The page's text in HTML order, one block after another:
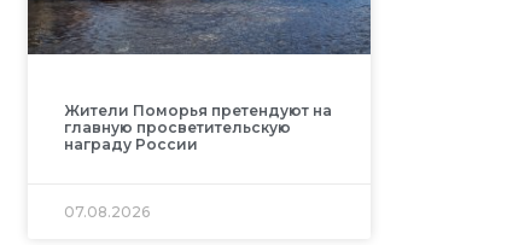
Жители Поморья претендуют на
главную просветительскую
награду России
07.08.2026